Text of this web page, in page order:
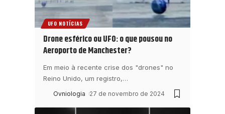
UFO NOTÍCIAS
Drone esférico ou UFO: o que pousou no
Aeroporto de Manchester?
Em meio à recente crise dos "drones" no
Reino Unido, um registro,…
Ovniologia 27 de novembro de 2024